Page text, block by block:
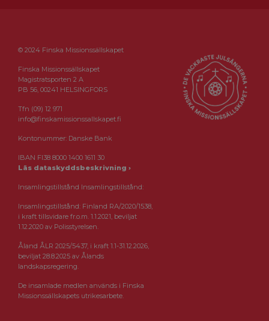
© 2024 Finska Missionssällskapet
Finska Missionssällskapet
Magistratsporten 2 A
PB 56, 00241 HELSINGFORS
Tfn (09) 12 971
info@finskamissionssallskapet.fi
Kontonummer: Danske Bank
IBAN FI38 8000 1400 1611 30
Läs dataskyddsbeskrivning ›
Insamlingstillstånd Insamlingstillstånd:
Insamlingstillstånd: Finland RA/2020/1538,
i kraft tillsvidare fr.o.m. 1.1.2021, beviljat
1.12.2020 av Polisstyrelsen.
Åland ÅLR 2025/5437, i kraft 1.1-31.12.2026,
beviljat 28.8.2025 av Ålands
landskapsregering.
De insamlade medlen används i Finska
Missionssällskapets utrikesarbete.